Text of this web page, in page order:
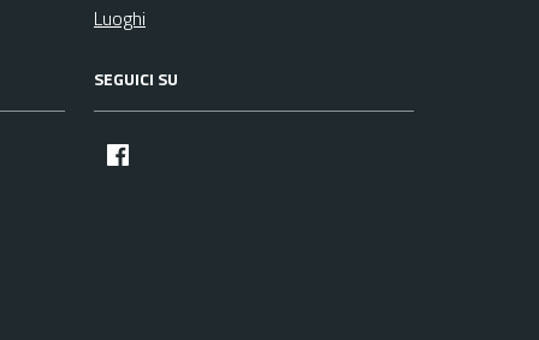
Luoghi
SEGUICI SU